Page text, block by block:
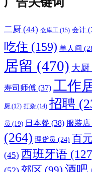
二厨 (44) 仓库工 (15) 会计
吃住 (159) 单人间
居留 (470) 大厨
寿司师傅 (37) 工作
厨 (17) 打杂 (14) 招聘
员 (19) 日本餐 (38) 服装店
(264) 理货员 (24) 百
(45) 西班牙语